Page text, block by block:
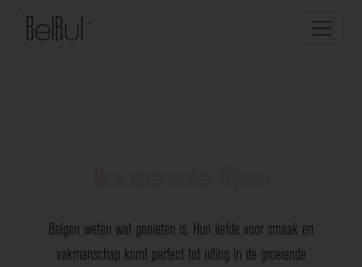
Belgen weten wat genieten is. Hun liefde voor smaak en
vakmanschap komt perfect tot uiting in de groeiende